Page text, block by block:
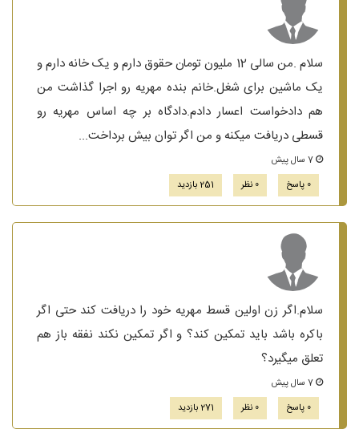
سلام .من سالی 12 ملیون تومان حقوق دارم و یک خانه دارم و
یک ماشین برای شغل.خانم بنده مهریه رو اجرا گذاشت من
هم دادخواست اعسار دادم.دادگاه بر چه اساس مهریه رو
قسطی دریافت میکنه و من اگر توان بیش برداخت...
0 پاسخ
0 نظر 251 بازدید
سلام.اگر زن اولین قسط مهریه خود را دریافت کند حتی اگر
باکره باشد باید تمکین کند؟ و اگر تمکین نکند نفقه باز هم
تعلق میگیرد؟
0 پاسخ
0 نظر 271 بازدید